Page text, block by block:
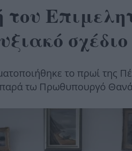
το πρωί της
τω Πρωθυπουργό